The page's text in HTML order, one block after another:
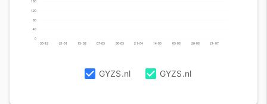
0
40
80
120
160
30-12 21-01 13-02 07-03 30-03 21-04 14-05 05-06 28-06 21-07
GYZS.nl GYZS.nl